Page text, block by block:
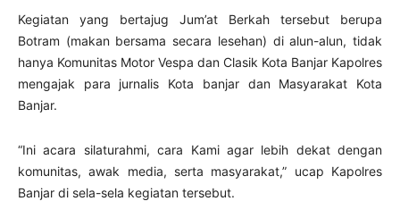
Kegiatan yang bertajug Jum’at Berkah tersebut berupa
Botram (makan bersama secara lesehan) di alun-alun, tidak
hanya Komunitas Motor Vespa dan Clasik Kota Banjar Kapolres
mengajak para jurnalis Kota banjar dan Masyarakat Kota
Banjar.
“Ini acara silaturahmi, cara Kami agar lebih dekat dengan
komunitas, awak media, serta masyarakat,” ucap Kapolres
Banjar di sela-sela kegiatan tersebut.